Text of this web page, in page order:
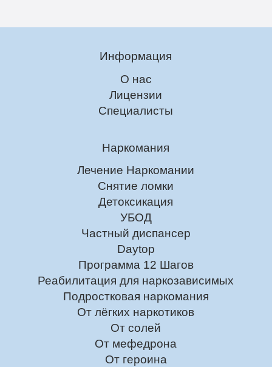
Информация
О нас
Лицензии
Специалисты
Наркомания
Лечение Наркомании
Снятие ломки
Детоксикация
УБОД
Частный диспансер
Daytop
Программа 12 Шагов
Реабилитация для наркозависимых
Подростковая наркомания
От лёгких наркотиков
От солей
От мефедрона
От героина